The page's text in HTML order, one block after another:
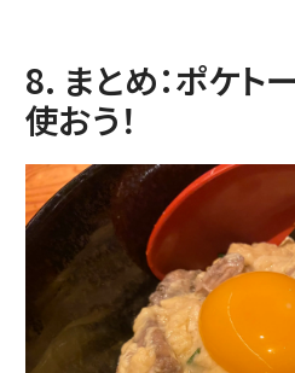
8. まとめ：ポケト
使おう！